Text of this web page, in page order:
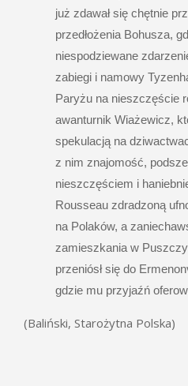
już zdawał się chętnie
przedłożenia Bohusza,
niespodziewane
zabiegi i namowy
Paryżu na nieszczęście
awanturnik Wiażewicz,
spekulacją na
z nim znajomość,
nieszczęściem i
Rousseau zdradzoną
na Polaków, a
zamieszkania w Puszczy
przeniósł się do
gdzie mu przyjaźń
(Baliński, Starożytna Polska)